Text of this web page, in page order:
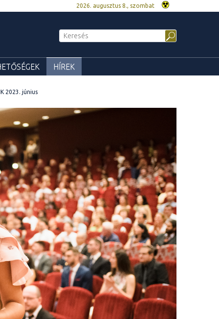
2026. augusztus 8., szombat
HÍREK
2023. június